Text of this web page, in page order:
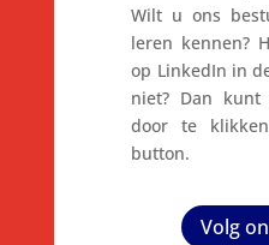
Wilt u ons
leren kennen?
op LinkedIn in
niet? Dan
door te
button.
Volg